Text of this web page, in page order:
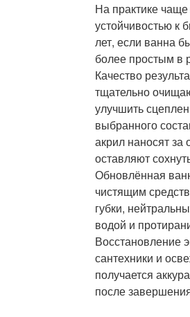
На практике
устойчивостью к
лет, если ванна
более простым в
Качество
тщательно
улучшить
выбранного
акрил наносят за
оставляют
Обновлённая
чистящим
губки,
водой и
Восстановление
сантехники и
получается
после